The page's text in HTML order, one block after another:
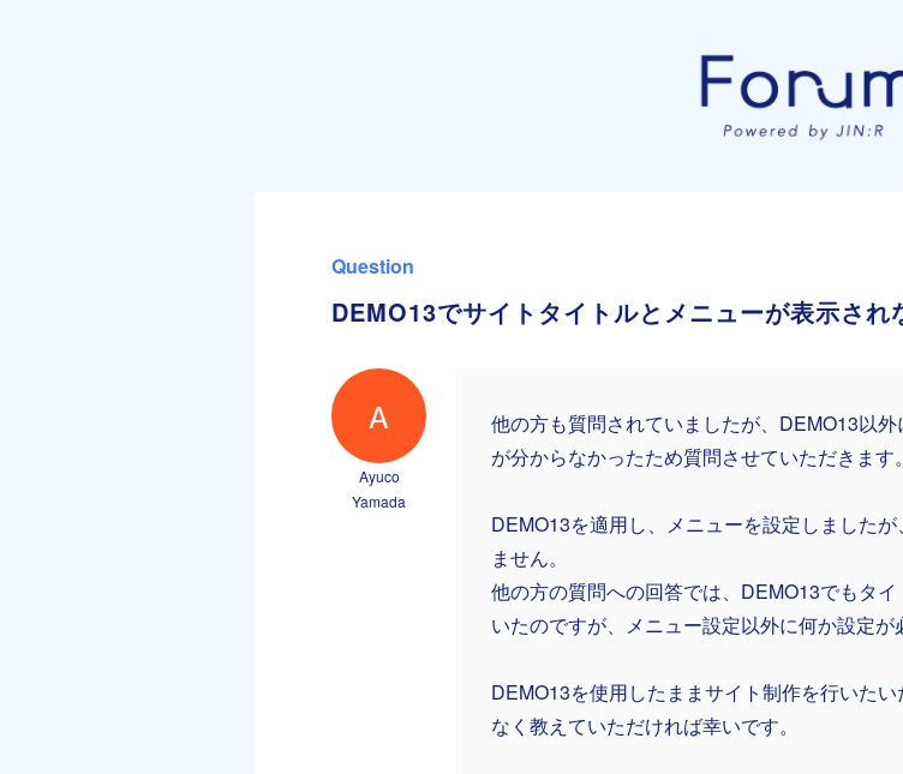
Question
DEMO13でサイトタイトルとメニューが表示され
A
Ayuco
Yamada
他の方も質問されていましたが、DEMO13以
が分からなかったため質問させていただきます。
DEMO13を適用し、メニューを設定しました
ません。
他の方の質問への回答では、DEMO13でもタ
いたのですが、メニュー設定以外に何か設定が
DEMO13を使用したままサイト制作を行いた
なく教えていただければ幸いです。